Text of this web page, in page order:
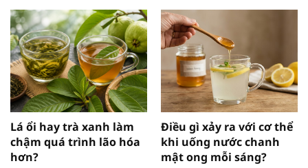
Lá ổi hay trà xanh làm
chậm quá trình lão hóa
hơn?
Điều gì xảy ra với cơ thể
khi uống nước chanh
mật ong mỗi sáng?